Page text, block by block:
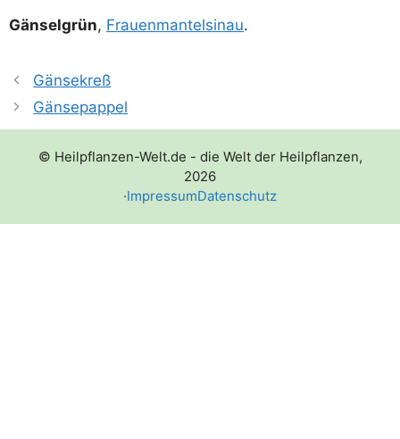
Gän­sel­grün, Frau­en­man­tel­si­nau.
Gänsekreß
Gänsepappel
© Heilpflanzen-Welt.de - die Welt der Heilpflanzen,
2026
·ImpressumDatenschutz